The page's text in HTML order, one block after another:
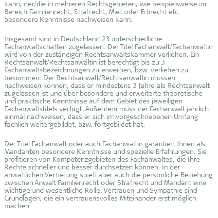
kann, der/die in mehreren Rechtsgebieten, wie beispielsweise im
Bereich Familienrecht, Strafrecht, Miet oder Erbrecht etc.
besondere Kenntnisse nachweisen kann.
Insgesamt sind in Deutschland 23 unterschiedliche
Fachanwaltschaften zugelassen. Der Titel Fachanwalt/Fachanwältin
wird von der zuständigen Rechtsanwaltskammer verliehen. Ein
Rechtsanwalt/Rechtsanwältin ist berechtigt bis zu 3
Fachanwaltsbezeichnungen zu erwerben, bzw. verliehen zu
bekommen. Der Rechtsanwalt/Rechtsanwältin müssen
nachweisen können, dass er mindestens 3 Jahre als Rechtsanwalt
zugelassen ist und über besondere und erweiterte theoretische
und praktische Kenntnisse auf dem Gebiet des jeweiligen
Fachanwaltstitels verfügt. Außerdem muss der Fachanwalt jährlich
einmal nachweisen, dass er sich im vorgeschriebenen Umfang
fachlich weitergebildet, bzw. fortgebildet hat.
Der Titel Fachanwalt oder auch Fachanwältin garantiert Ihnen als
Mandanten besondere Kenntnisse und spezielle Erfahrungen. Sie
profitieren von Kompetenzgebieten des Fachanwaltes, die Ihre
Rechte schneller und besser durchsetzen können. In der
anwaltlichen Vertretung spielt aber auch die persönliche Beziehung
zwischen Anwalt Familienrecht oder Strafrecht und Mandant eine
wichtige und wesentliche Rolle. Vertrauen und Sympathie sind
Grundlagen, die ein vertrauensvolles Miteinander erst möglich
machen.